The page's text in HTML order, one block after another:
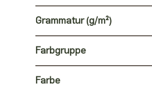
Grammatur (g/m²)
Farbgruppe
Farbe